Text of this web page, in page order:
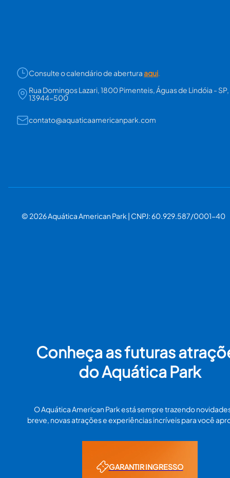
Consulte o calendário de aberturaaqui.
Rua Domingos Lazari, 1800 Pimenteis, Águas de Lindóia - SP,
13944-500
contato@aquaticaamericanpark.com
© 2026 Aquática American Park | CNPJ: 60.929.587/0001-40
Conheça as futuras
do Aquática Park
O Aquática American Park está sempre trazendo
breve, novas atrações e experiências incríveis para você
GARANTIR INGRESSO